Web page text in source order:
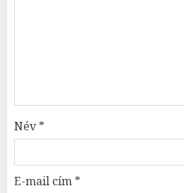
Név*
E-mail cím *